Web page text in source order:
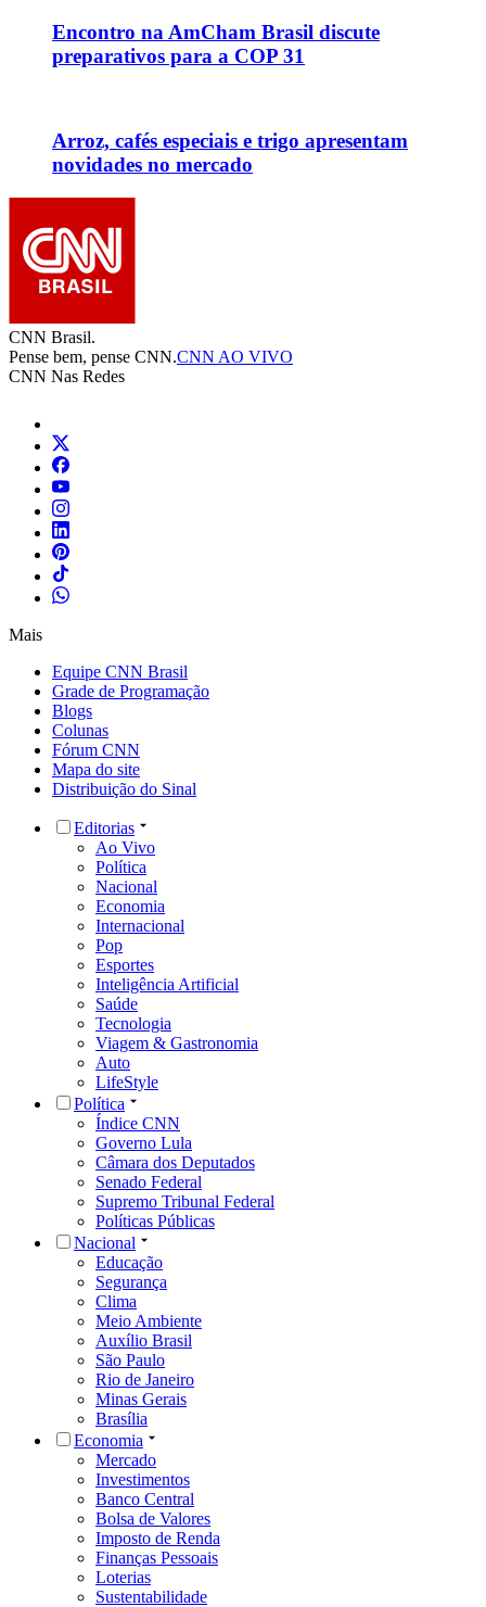
Encontro na AmCham Brasil discute
preparativos para a COP 31
Arroz, cafés especiais e trigo apresentam
novidades no mercado
CNN Brasil.
Pense bem, pense CNN.CNN AO VIVO
CNN Nas Redes
Mais
Equipe CNN Brasil
Grade de Programação
Blogs
Colunas
Fórum CNN
Mapa do site
Distribuição do Sinal
Editorias
Ao Vivo
Política
Nacional
Economia
Internacional
Pop
Esportes
Inteligência Artificial
Saúde
Tecnologia
Viagem & Gastronomia
Auto
LifeStyle
Política
Índice CNN
Governo Lula
Câmara dos Deputados
Senado Federal
Supremo Tribunal Federal
Políticas Públicas
Nacional
Educação
Segurança
Clima
Meio Ambiente
Auxílio Brasil
São Paulo
Rio de Janeiro
Minas Gerais
Brasília
Economia
Mercado
Investimentos
Banco Central
Bolsa de Valores
Imposto de Renda
Finanças Pessoais
Loterias
Sustentabilidade